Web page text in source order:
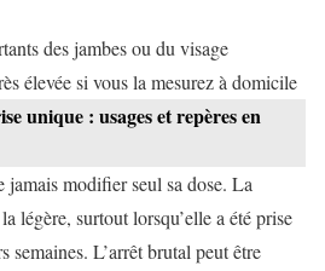
des jambes ou du visage
élevée si vous la mesurez à domicile
unique : usages et repères en
jamais modifier seul sa dose. La
légère, surtout lorsqu’elle a été prise
semaines. L’arrêt brutal peut être